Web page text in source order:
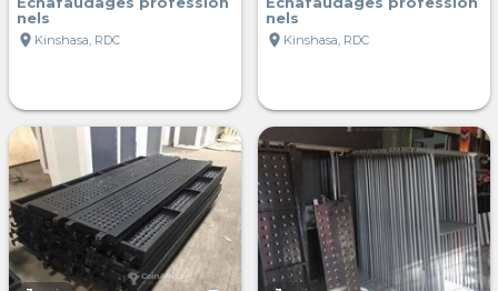
nels
location_on Kinshasa, RDC
nels
location_on Kinshasa, RDC